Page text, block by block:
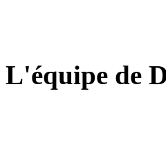
L'équipe de